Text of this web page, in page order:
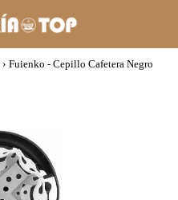
› Fuienko - Cepillo Cafetera Negro